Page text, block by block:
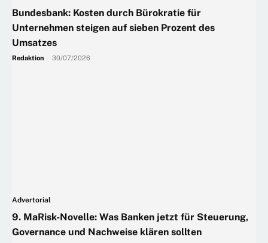
Bundesbank: Kosten durch Bürokratie für
Unternehmen steigen auf sieben Prozent des
Umsatzes
Redaktion 30/07/2026
Advertorial
9. MaRisk-Novelle: Was Banken jetzt für Steuerung,
Governance und Nachweise klären sollten